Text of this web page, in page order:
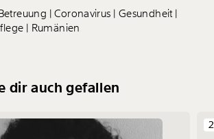
Coronavirus Gesundheit
Rumänien
dir auch gefallen